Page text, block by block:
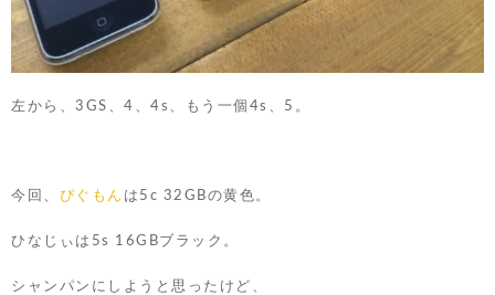
左から、3GS、4、4s、もう一個4s、5。
今回、 ぴぐもん は5c 32GBの黄色。
ひなじぃは5s 16GBブラック。
シャンパンにしようと思ったけど、